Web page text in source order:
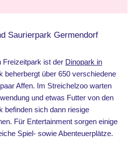
Saurierpark Germendorf
Freizeitpark ist der Dinopark in
beherbergt über 650 verschiedene
Affen. Im Streichelzoo warten
und etwas Futter von den
befinden sich dann riesige
Für Entertainment sorgen einige
Spiel- sowie Abenteuerplätze.